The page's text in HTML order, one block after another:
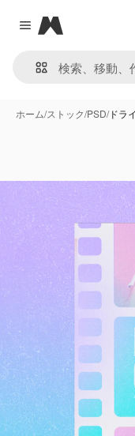
Close menu
Magnific
ホーム/ストック/PSD/ドラ